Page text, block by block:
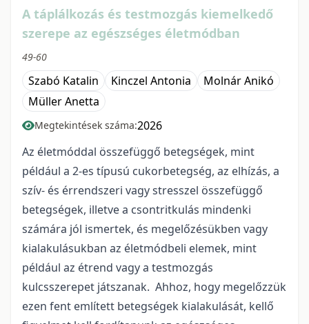
A táplálkozás és testmozgás kiemelkedő
szerepe az egészséges életmódban
49-60
Szabó Katalin Kinczel Antonia
Molnár Anikó
Müller Anetta
Megtekintések száma:2026
Az életmóddal összefüggő betegségek, mint
például a 2-es típusú cukorbetegség, az elhízás, a
szív- és érrendszeri vagy stresszel összefüggő
betegségek, illetve a csontritkulás mindenki
számára jól ismertek, és megelőzésükben vagy
kialakulásukban az életmódbeli elemek, mint
például az étrend vagy a testmozgás
kulcsszerepet játszanak. Ahhoz, hogy megelőzzük
ezen fent említett betegségek kialakulását, kellő